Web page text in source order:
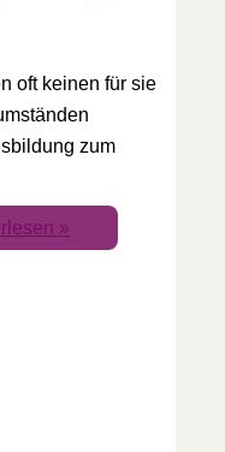
oft keinen für sie
zum
»